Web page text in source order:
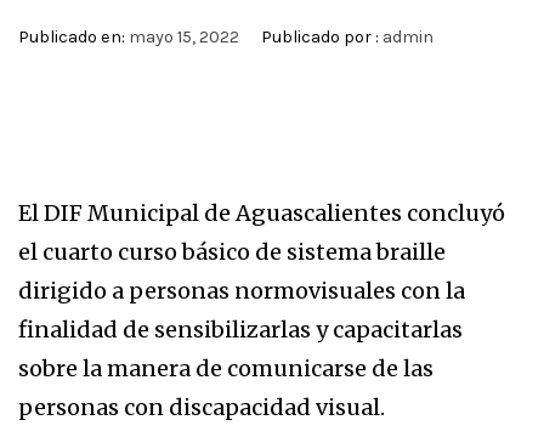
Publicado en: mayo 15, 2022 Publicado por : admin
El DIF Municipal de Aguascalientes concluyó
el cuarto curso básico de sistema braille
dirigido a personas normovisuales con la
finalidad de sensibilizarlas y capacitarlas
sobre la manera de comunicarse de las
personas con discapacidad visual.